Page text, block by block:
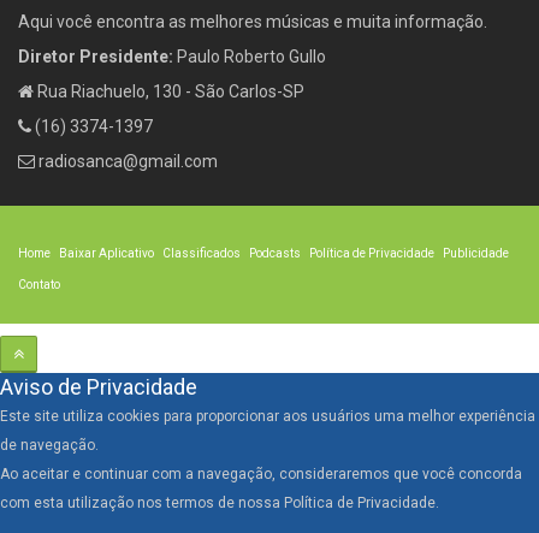
Aqui você encontra as melhores músicas e muita informação.
Diretor Presidente: Paulo Roberto Gullo
Rua Riachuelo, 130 - São Carlos-SP
(16) 3374-1397
radiosanca@gmail.com
Home Baixar Aplicativo Classificados Podcasts Política de Privacidade Publicidade
Contato
Aviso de Privacidade
Este site utiliza cookies para proporcionar aos usuários uma melhor experiência
de navegação.
Ao aceitar e continuar com a navegação, consideraremos que você concorda
com esta utilização nos termos de nossa Política de Privacidade.